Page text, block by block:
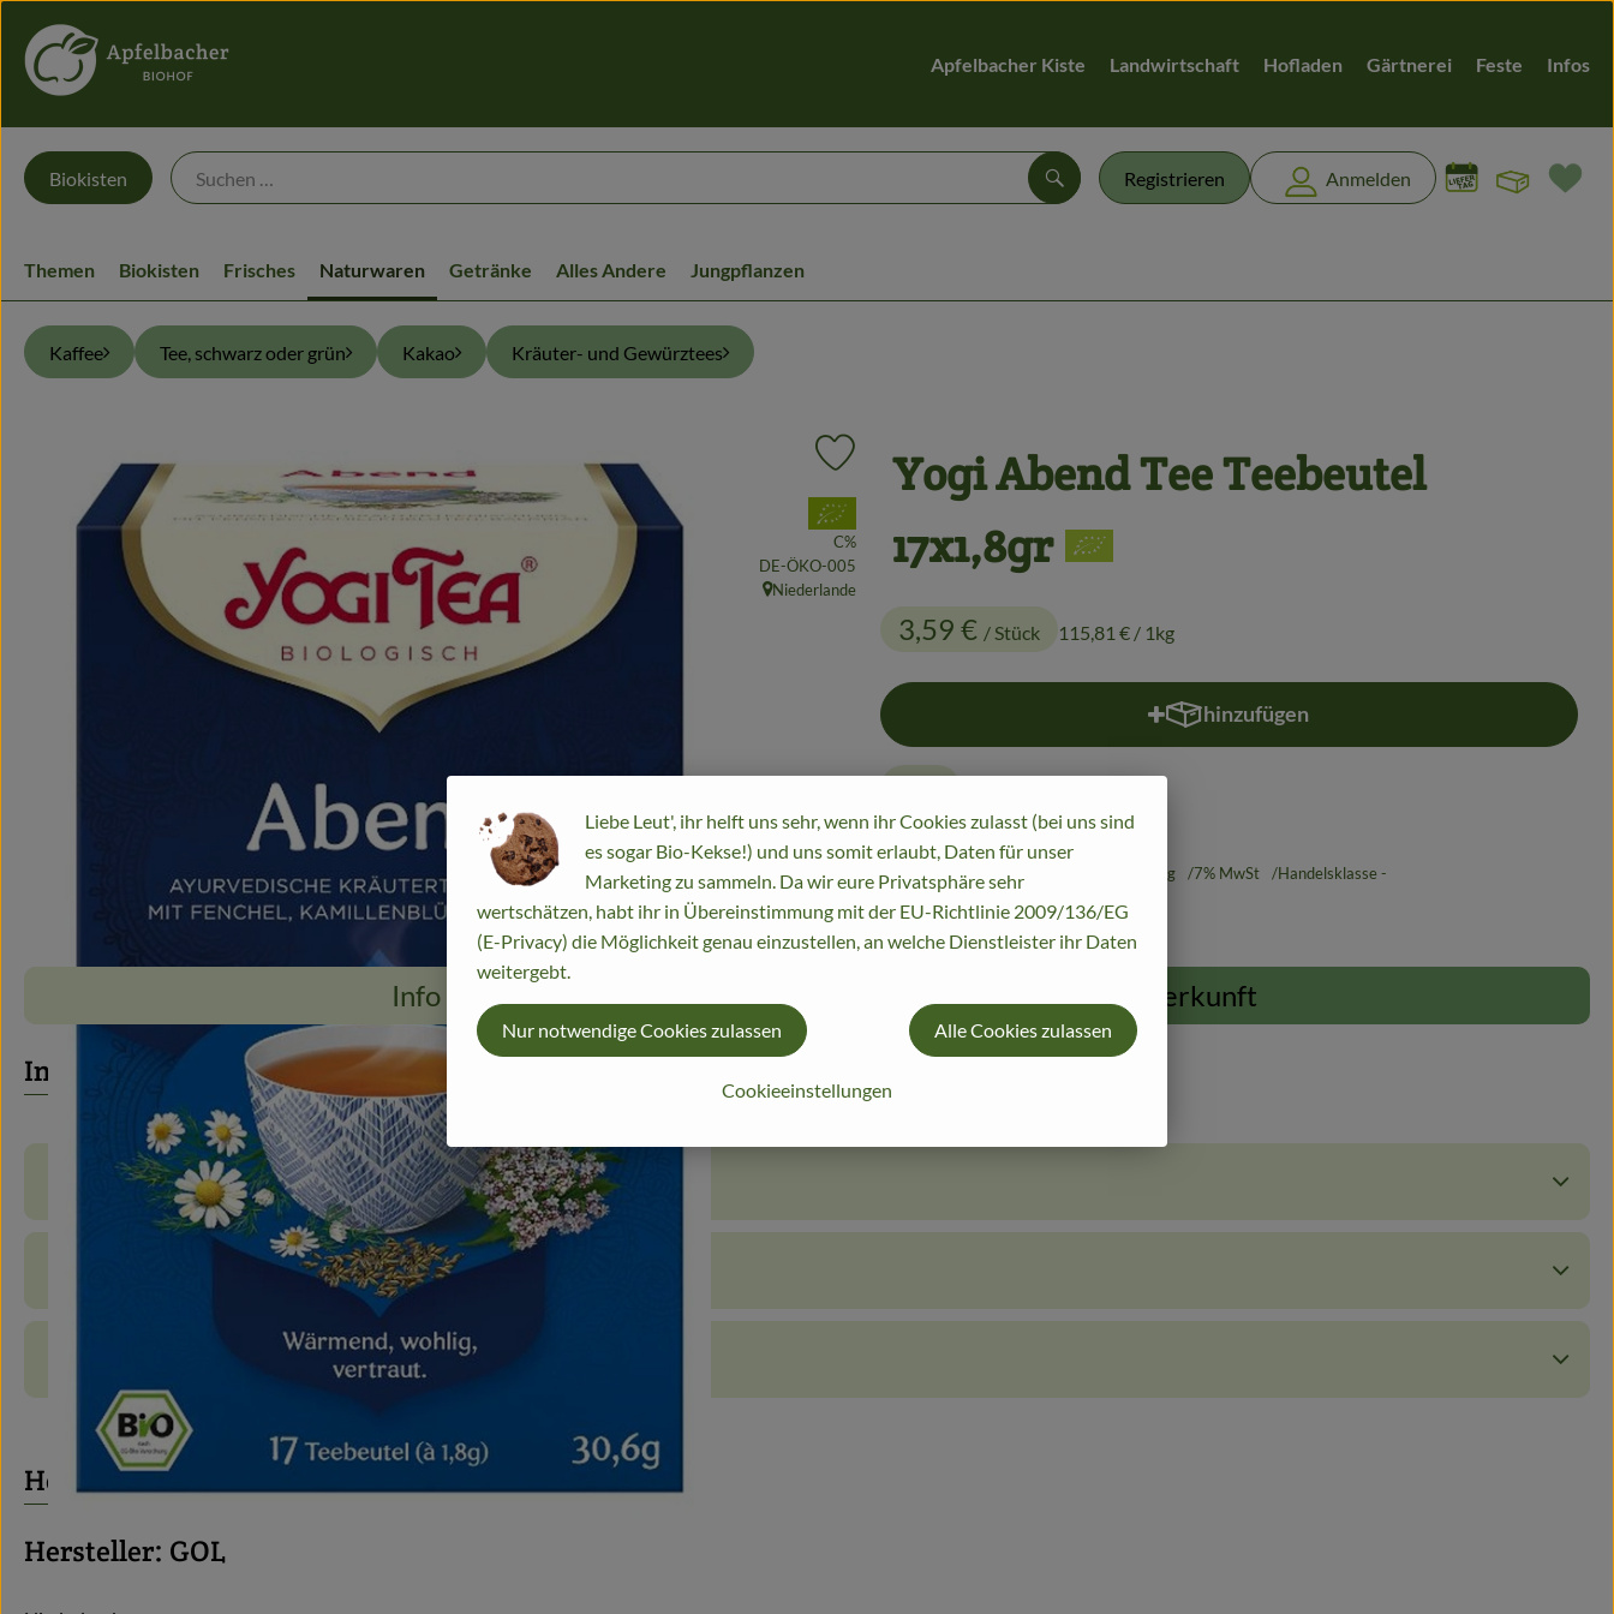
Apfelbacher Kiste Landwirtschaft Hofladen Gärtnerei Feste Infos
Registrieren Anmelden
Suchen
Biokisten
Themen Biokisten Frisches Naturwaren Getränke Alles Andere Jungpflanzen
Kaffee Tee, schwarz oder grün Kakao Kräuter- und Gewürztees
Yogi Abend Tee Teebeutel
17x1,8gr
3,59 € / Stück 115,81 € / 1kg
Produkt zu Favouriten hinzufügen
, Verband:
C%
, Kontrollstelle:
DE-ÖKO-005
, Herkunft:
Niederlande
hinzufügen
Produkt zum Warenkorb hinzufügen
#14910 3,59 € / Stück / 1kg 7% MwSt Handelsklasse -
Info Herkunft
Info
Produktinformationen
Produktdatenblatt
Herkunft
Hersteller: GOL
Liebe Leut', ihr helft uns sehr, wenn ihr Cookies zulasst (bei uns sind
es sogar Bio-Kekse!) und uns somit erlaubt, Daten für unser
Marketing zu sammeln. Da wir eure Privatsphäre sehr
wertschätzen, habt ihr in Übereinstimmung mit der EU-Richtlinie 2009/136/EG
(E-Privacy) die Möglichkeit genau einzustellen, an welche Dienstleister ihr Daten
weitergebt.
Cookieeinstellungen
Nur notwendige Cookies zulassen Alle Cookies zulassen